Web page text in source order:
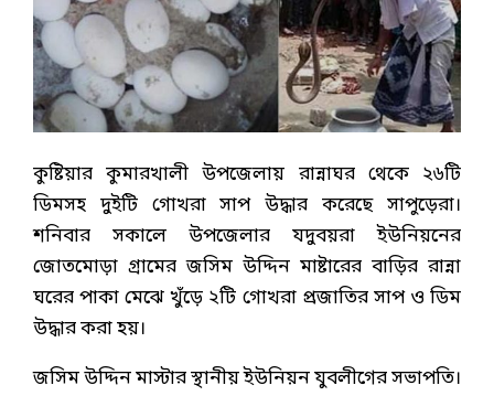
কুষ্টিয়ার কুমারখালী উপজেলায় রান্নাঘর থেকে ২৬টি
ডিমসহ দুইটি গোখরা সাপ উদ্ধার করেছে সাপুড়েরা।
শনিবার সকালে উপজেলার যদুবয়রা ইউনিয়নের
জোতমোড়া গ্রামের জসিম উদ্দিন মাষ্টারের বাড়ির রান্না
ঘরের পাকা মেঝে খুঁড়ে ২টি গোখরা প্রজাতির সাপ ও ডিম
উদ্ধার করা হয়।
জসিম উদ্দিন মাস্টার স্থানীয় ইউনিয়ন যুবলীগের সভাপতি।